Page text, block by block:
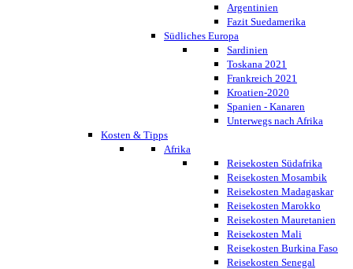
Argentinien
Fazit Suedamerika
Südliches Europa
Sardinien
Toskana 2021
Frankreich 2021
Kroatien-2020
Spanien - Kanaren
Unterwegs nach Afrika
Kosten & Tipps
Afrika
Reisekosten Südafrika
Reisekosten Mosambik
Reisekosten Madagaskar
Reisekosten Marokko
Reisekosten Mauretanien
Reisekosten Mali
Reisekosten Burkina Faso
Reisekosten Senegal